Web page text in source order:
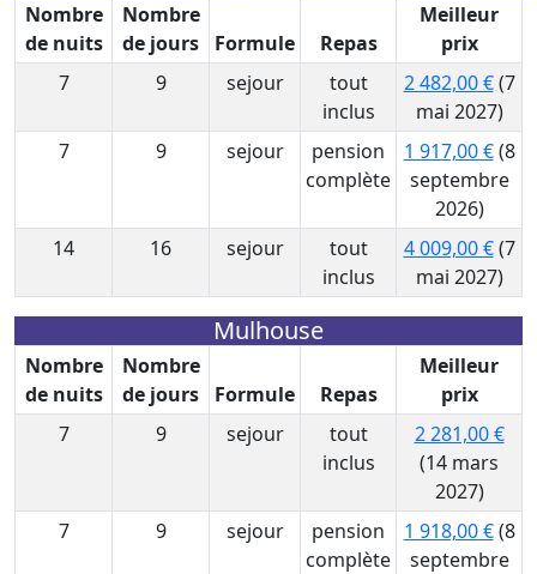
Nombre
de nuits
Nombre
de jours
Formule Repas
Meilleur
prix
7
9 sejour
tout
inclus
2 482,00 €(7
mai 2027)
7
9 sejour
pension
complète
1 917,00 €(8
septembre
2026)
14
16 sejour
tout
inclus
4 009,00 €(7
mai 2027)
Mulhouse
Nombre
de nuits
Nombre
de jours
Formule Repas
Meilleur
prix
7
9 sejour
tout
inclus
2 281,00 €
(14 mars
2027)
7
9 sejour
pension
complète
1 918,00 €(8
septembre